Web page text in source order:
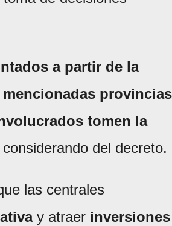
a partir de la
provincias
tomen la
del decreto.
las centrales
y atraer inversiones